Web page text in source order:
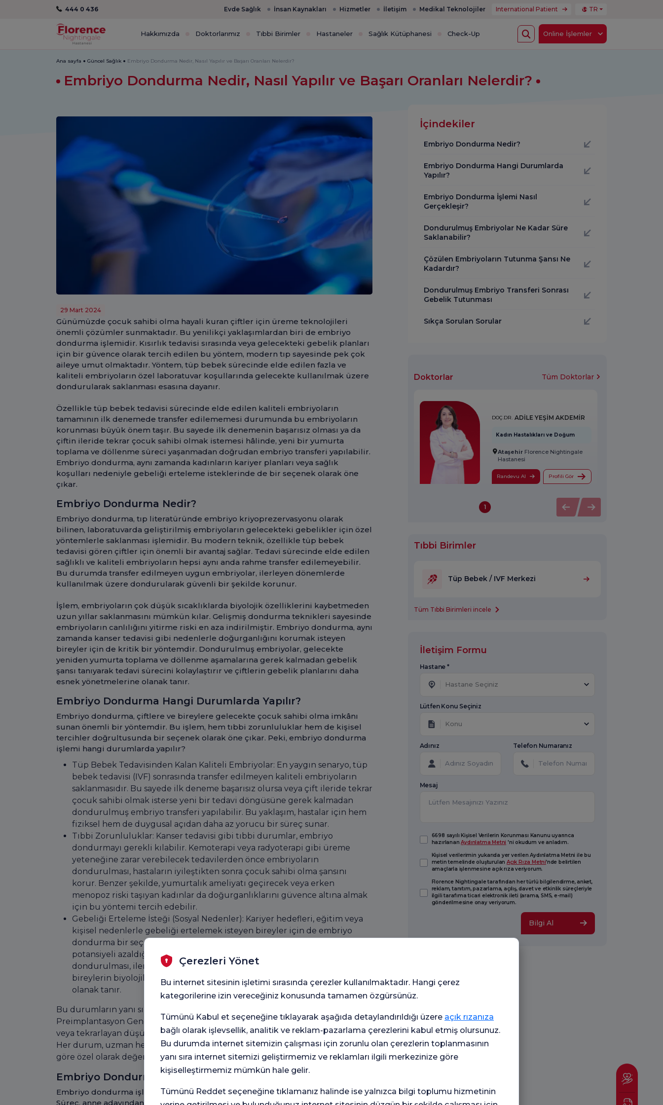
444 0 436 Evde Sağlık İnsan Kaynakları Hizmetler İletişim Medikal Teknolojiler International Patient TR
Hakkımızda Doktorlarımız Tıbbi Birimler Hastaneler Sağlık Kütüphanesi Check-Up Online İşlemler
Ana sayfa Güncel Sağlık Embriyo Dondurma Nedir, Nasıl Yapılır ve Başarı Oranları Nelerdir?
Embriyo Dondurma Nedir, Nasıl Yapılır ve Başarı Oranları Nelerdir?
29 Mart 2024
Günümüzde çocuk sahibi olma hayali kuran çiftler için üreme teknolojileri
önemli çözümler sunmaktadır. Bu yenilikçi yaklaşımlardan biri de embriyo
dondurma işlemidir. Kısırlık tedavisi sırasında veya gelecekteki gebelik planları
için bir güvence olarak tercih edilen bu yöntem, modern tıp sayesinde pek çok
aileye umut olmaktadır. Yöntem, tüp bebek sürecinde elde edilen fazla ve
kaliteli embriyoların özel laboratuvar koşullarında gelecekte kullanılmak üzere
dondurularak saklanması esasına dayanır.
Özellikle tüp bebek tedavisi sürecinde elde edilen kaliteli embriyoların
tamamının ilk denemede transfer edilememesi durumunda bu embriyoların
korunması büyük önem taşır. Bu sayede ilk denemenin başarısız olması ya da
çiftin ileride tekrar çocuk sahibi olmak istemesi hâlinde, yeni bir yumurta
toplama ve döllenme süreci yaşanmadan doğrudan embriyo transferi yapılabilir.
Embriyo dondurma, aynı zamanda kadınların kariyer planları veya sağlık
koşulları nedeniyle gebeliği erteleme isteklerinde de bir seçenek olarak öne
çıkar.
Embriyo Dondurma Nedir?
Embriyo dondurma, tıp literatüründe embriyo kriyoprezervasyonu olarak
bilinen, laboratuvarda geliştirilmiş embriyoların gelecekteki gebelikler için özel
yöntemlerle saklanması işlemidir. Bu modern teknik, özellikle tüp bebek
tedavisi gören çiftler için önemli bir avantaj sağlar. Tedavi sürecinde elde edilen
sağlıklı ve kaliteli embriyoların hepsi aynı anda rahme transfer edilemeyebilir.
Bu durumda transfer edilmeyen uygun embriyolar, ilerleyen dönemlerde
kullanılmak üzere dondurularak güvenli bir şekilde korunur.
İşlem, embriyoların çok düşük sıcaklıklarda biyolojik özelliklerini kaybetmeden
uzun yıllar saklanmasını mümkün kılar. Gelişmiş dondurma teknikleri sayesinde
embriyoların canlılığını yitirme riski en aza indirilmiştir. Embriyo dondurma, aynı
zamanda kanser tedavisi gibi nedenlerle doğurganlığını korumak isteyen
bireyler için de kritik bir yöntemdir. Dondurulmuş embriyolar, gelecekte
yeniden yumurta toplama ve döllenme aşamalarına gerek kalmadan gebelik
şansı tanıyarak tedavi sürecini kolaylaştırır ve çiftlerin gebelik planlarını daha
esnek yönetmelerine olanak tanır.
Embriyo Dondurma Hangi Durumlarda Yapılır?
Embriyo dondurma, çiftlere ve bireylere gelecekte çocuk sahibi olma imkânı
sunan önemli bir yöntemdir. Bu işlem, hem tıbbi zorunluluklar hem de kişisel
tercihler doğrultusunda bir seçenek olarak öne çıkar. Peki, embriyo dondurma
işlemi hangi durumlarda yapılır?
Tüp Bebek Tedavisinden Kalan Kaliteli Embriyolar: En yaygın senaryo, tüp
bebek tedavisi (IVF) sonrasında transfer edilmeyen kaliteli embriyoların
saklanmasıdır. Bu sayede ilk deneme başarısız olursa veya çift ileride tekrar
çocuk sahibi olmak isterse yeni bir tedavi döngüsüne gerek kalmadan
dondurulmuş embriyo transferi yapılabilir. Bu yaklaşım, hastalar için hem
fiziksel hem de duygusal açıdan daha az yorucu bir süreç sunar.
Tıbbi Zorunluluklar: Kanser tedavisi gibi tıbbi durumlar, embriyo
dondurmayı gerekli kılabilir. Kemoterapi veya radyoterapi gibi üreme
yeteneğine zarar verebilecek tedavilerden önce embriyoların
dondurulması, hastaların iyileştikten sonra çocuk sahibi olma şansını
korur. Benzer şekilde, yumurtalık ameliyatı geçirecek veya erken
menopoz riski taşıyan kadınlar da doğurganlıklarını güvence altına almak
için bu yöntemi tercih edebilir.
Gebeliği Erteleme İsteği (Sosyal Nedenler): Kariyer hedefleri, eğitim veya
kişisel nedenlerle gebeliği ertelemek isteyen bireyler için de embriyo
dondurma bir seçenektir. Kadınlarda yaş ilerledikçe doğurganlık
potansiyeli azaldığı için genç yaşta oluşturulan embriyoların
dondurulması, ilerleyen yıllarda gebelik şansını artırır. Bu durum,
bireylerin biyolojik saat kaygısı olmadan gelecek planlarını yapmalarına
olanak tanır.
Bu durumların yanı sıra genetik hastalık riski taşıyan çiftlerde
Preimplantasyon Genetik Tanı (PGT) sonrası sağlıklı embriyoların saklanması
veya tekrarlayan düşük öyküsü olan hastalarda da bu yönteme başvurulabilir.
Her durum, uzman hekim tarafından hastanın tıbbi geçmişine ve ihtiyaçlarına
göre özel olarak değerlendirilir.
Embriyo Dondurma İşlemi Nasıl Gerçekleşir?
Embriyo dondurma işlemi, birkaç dikkatli adımdan oluşan planlı bir süreçtir.
Süreç, anne adayından yumurtaların toplanmasıyla başlar. Ardından bu
İçindekiler
Embriyo Dondurma Nedir?
Embriyo Dondurma Hangi Durumlarda
Yapılır?
Embriyo Dondurma İşlemi Nasıl
Gerçekleşir?
Dondurulmuş Embriyolar Ne Kadar Süre
Saklanabilir?
Çözülen Embriyoların Tutunma Şansı Ne
Kadardır?
Dondurulmuş Embriyo Transferi Sonrası
Gebelik Tutunması
Sıkça Sorulan Sorular
Doktorlar Tüm Doktorlar
DOÇ.DR. ADİLE YEŞİM AKDEMİR
Kadın Hastalıkları ve Doğum
AtaşehirFlorence Nightingale
Hastanesi
Randevu Al Profili Gör
1
Tıbbi Birimler
Tüp Bebek / IVF Merkezi
Tüm Tıbbi Birimleri incele
İletişim Formu
Hastane *
Hastane Seçiniz
Lütfen Konu Seçiniz
Konu
Adınız Telefon Numaranız
Mesaj
6698 sayılı Kişisel Verilerin Korunması Kanunu uyarınca
hazırlananAydınlatma Metni 'ni okudum ve anladım.
Kişisel verilerimin yukarıda yer verilen Aydınlatma Metni ile bu
metin temelinde oluşturulan Açık Rıza Metni’nde belirtilen
amaçlarla işlenmesine açık rıza veriyorum.
Florence Nightingale tarafından her türlü bilgilendirme, anket,
reklam, tanıtım, pazarlama, açılış, davet ve etkinlik süreçleriyle
ilgili tarafıma ticari elektronik ileti (arama, SMS, e-mail)
gönderilmesine onay veriyorum.
Bilgi Al
Çerezleri Yönet
Bu internet sitesinin işletimi sırasında çerezler kullanılmaktadır. Hangi çerez
kategorilerine izin vereceğiniz konusunda tamamen özgürsünüz.
Tümünü Kabul et seçeneğine tıklayarak aşağıda detaylandırıldığı üzere açık rızanıza
bağlı olarak işlevsellik, analitik ve reklam-pazarlama çerezlerini kabul etmiş olursunuz.
Bu durumda internet sitemizin çalışması için zorunlu olan çerezlerin toplanmasının
yanı sıra internet sitemizi geliştirmemiz ve reklamları ilgili merkezinize göre
kişiselleştirmemiz mümkün hale gelir.
Tümünü Reddet seçeneğine tıklamanız halinde ise yalnızca bilgi toplumu hizmetinin